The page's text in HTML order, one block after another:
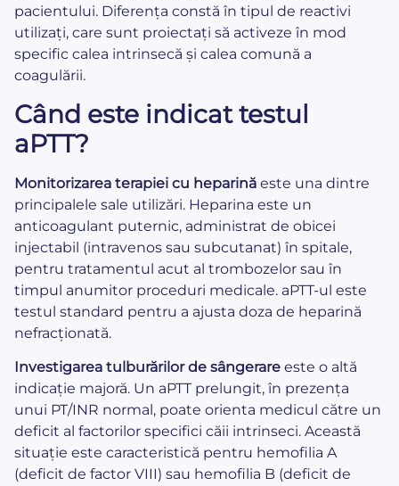
pacientului. Diferența constă în tipul de reactivi
utilizați, care sunt proiectați să activeze în mod
specific calea intrinsecă și calea comună a
coagulării.
Când este indicat testul
aPTT?
Monitorizarea terapiei cu heparină este una dintre
principalele sale utilizări. Heparina este un
anticoagulant puternic, administrat de obicei
injectabil (intravenos sau subcutanat) în spitale,
pentru tratamentul acut al trombozelor sau în
timpul anumitor proceduri medicale. aPTT-ul este
testul standard pentru a ajusta doza de heparină
nefracționată.
Investigarea tulburărilor de sângerare este o altă
indicație majoră. Un aPTT prelungit, în prezența
unui PT/INR normal, poate orienta medicul către un
deficit al factorilor specifici căii intrinseci. Această
situație este caracteristică pentru hemofilia A
(deficit de factor VIII) sau hemofilia B (deficit de